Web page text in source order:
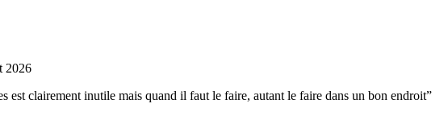
2026
est clairement inutile mais quand il faut le faire, autant le faire dans un bon endroit”